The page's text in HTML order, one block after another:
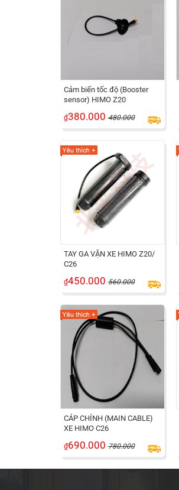
Cảm biến tốc độ (Booster
sensor) HIMO Z20
₫380.000 480.000
TAY GA VẶN XE HIMO Z20/
C26
₫450.000 560.000
CÁP CHÍNH (MAIN CABLE)
XE HIMO C26
₫690.000 780.000